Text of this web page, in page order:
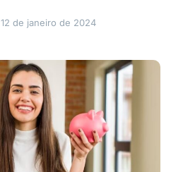
12 de janeiro de 2024